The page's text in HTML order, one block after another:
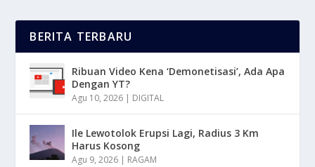
BERITA TERBARU
Ribuan Video Kena ‘Demonetisasi’, Ada Apa
Dengan YT?
Agu 10, 2026 | DIGITAL
Ile Lewotolok Erupsi Lagi, Radius 3 Km
Harus Kosong
Agu 9, 2026 | RAGAM